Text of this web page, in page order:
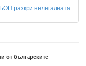
разкри нелегалната
от българските